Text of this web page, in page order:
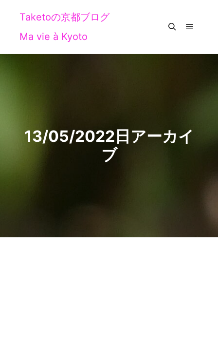
Taketoの京都ブログ
Ma vie à Kyoto
13/05/2022日アーカイ
ブ